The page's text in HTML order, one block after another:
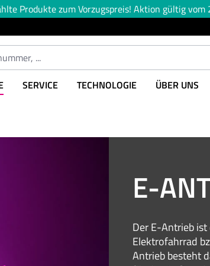
Produkte zum Vorzugspreis! Aktion gültig
SERVICE TECHNOLOGIE ÜBER UNS
E-
Der E-Antrieb
Elektrofahrrad
Antrieb besteht